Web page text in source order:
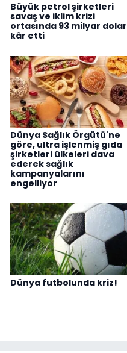
Büyük petrol şirketleri
savaş ve iklim krizi
ortasında 93 milyar dolar
kâr etti
Dünya Sağlık Örgütü'ne
göre, ultra işlenmiş gıda
şirketleri ülkeleri dava
ederek sağlık
kampanyalarını
engelliyor
Dünya futbolunda kriz!